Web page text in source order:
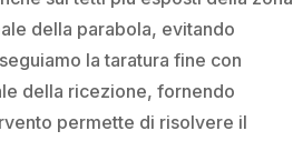
della parabola, evitando
la taratura fine con
della ricezione, fornendo
permette di risolvere il